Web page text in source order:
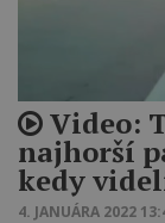
Video:
najhorší
kedy
4. JANUÁRA 2022